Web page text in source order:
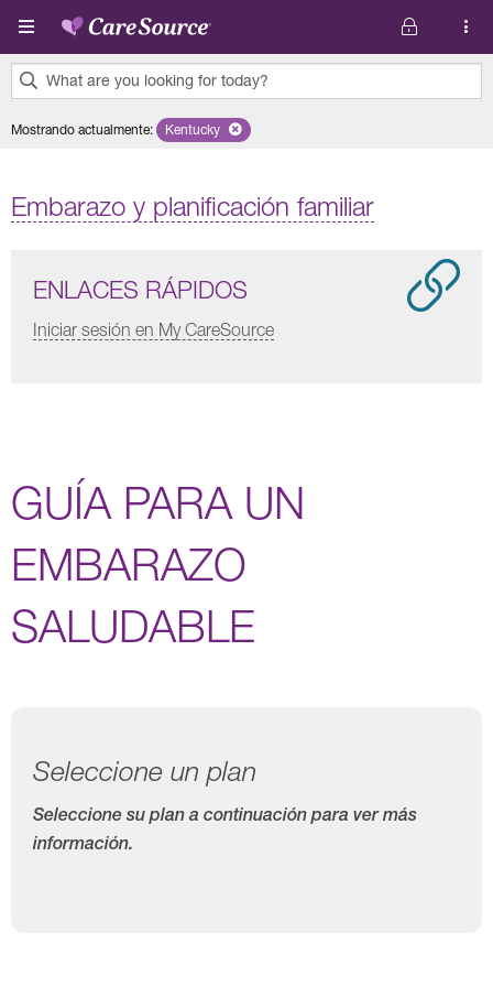
Pasar al contenido principal
What are you looking for today?
results
Mostrando actualmente: Remove selected state 'Kentucky'
Kentucky
Embarazo y planificación familiar
ENLACES RÁPIDOS
Iniciar sesión en My CareSource
GUÍA PARA UN
EMBARAZO
SALUDABLE
Seleccione un plan
Seleccione su plan a continuación para ver más
información.